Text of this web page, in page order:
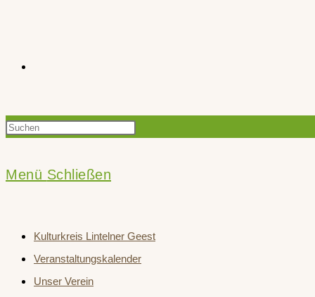
Suche
Press
search
panel.
Menü Schließen
Kulturkreis Lintelner Geest
Veranstaltungskalender
Unser Verein